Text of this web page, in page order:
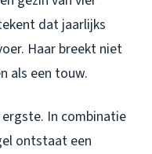
dat jaarlijks
Haar breekt niet
als een touw.
In combinatie
ontstaat een